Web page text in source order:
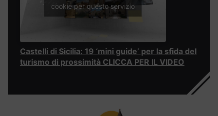
cookie per questo servizio
Castelli di Sicilia: 19 ‘mini guide’ per la sfida del
turismo di prossimità CLICCA PER IL VIDEO